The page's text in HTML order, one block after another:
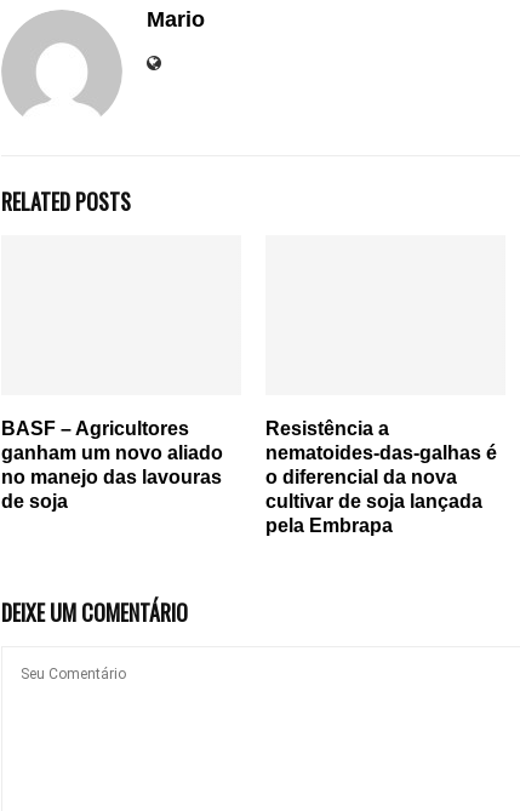
Mario
RELATED POSTS
BASF – Agricultores
ganham um novo aliado
no manejo das lavouras
de soja
Resistência a
nematoides-das-galhas é
o diferencial da nova
cultivar de soja lançada
pela Embrapa
DEIXE UM COMENTÁRIO